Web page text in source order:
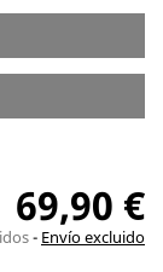
69,90 €
Envío excluido